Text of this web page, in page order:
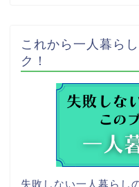
これから一人暮ら
ク！
失敗しない一人暮らし